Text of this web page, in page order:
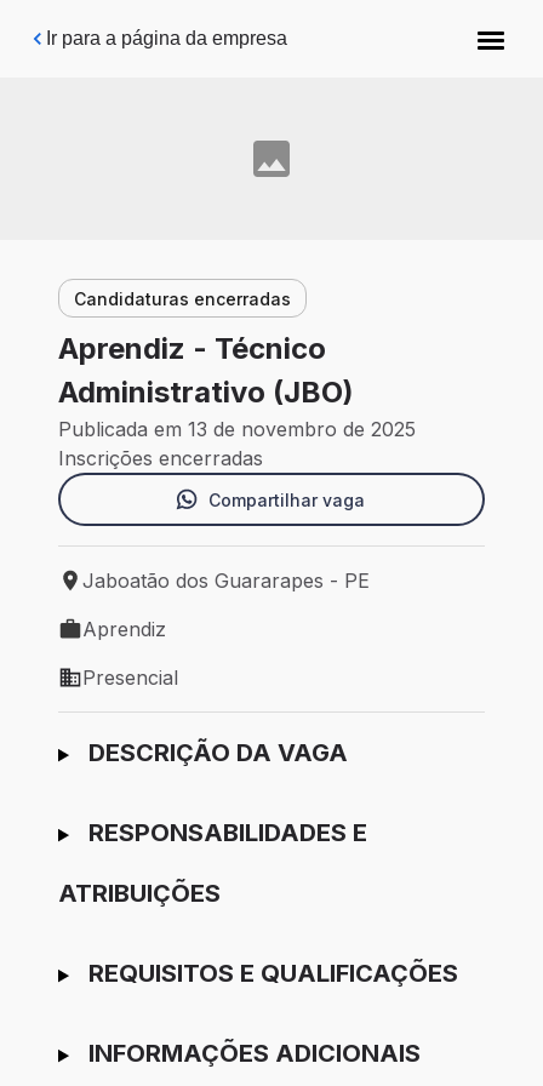
Pular para o conteúdo principal
Ir para a página da empresa
Candidaturas encerradas
Aprendiz - Técnico
Administrativo (JBO)
Publicada em 13 de novembro de 2025
Inscrições encerradas
Compartilhar vaga
Local de trabalho: Jaboatão dos Guararapes - PE
Jaboatão dos Guararapes - PE
Tipo de vaga: Aprendiz
Aprendiz
Modelo de trabalho: Presencial
Presencial
Ir para candidatura
DESCRIÇÃO DA VAGA
RESPONSABILIDADES E
ATRIBUIÇÕES
REQUISITOS E QUALIFICAÇÕES
INFORMAÇÕES ADICIONAIS